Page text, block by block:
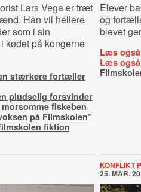
Lars Vega er træt
Han vil hellere
som i sin
kødet på kongerne
stærkere fortæller
pludselig forsvinder
fiskeben
på Filmskolen”
fiktion
Elever
og
blevet
Læs
Læs
KONFLIKT
25. MAR.